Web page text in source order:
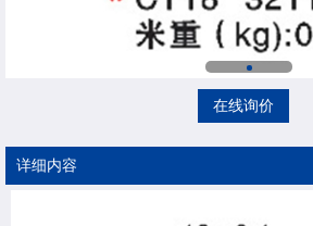
在线询价
详细内容